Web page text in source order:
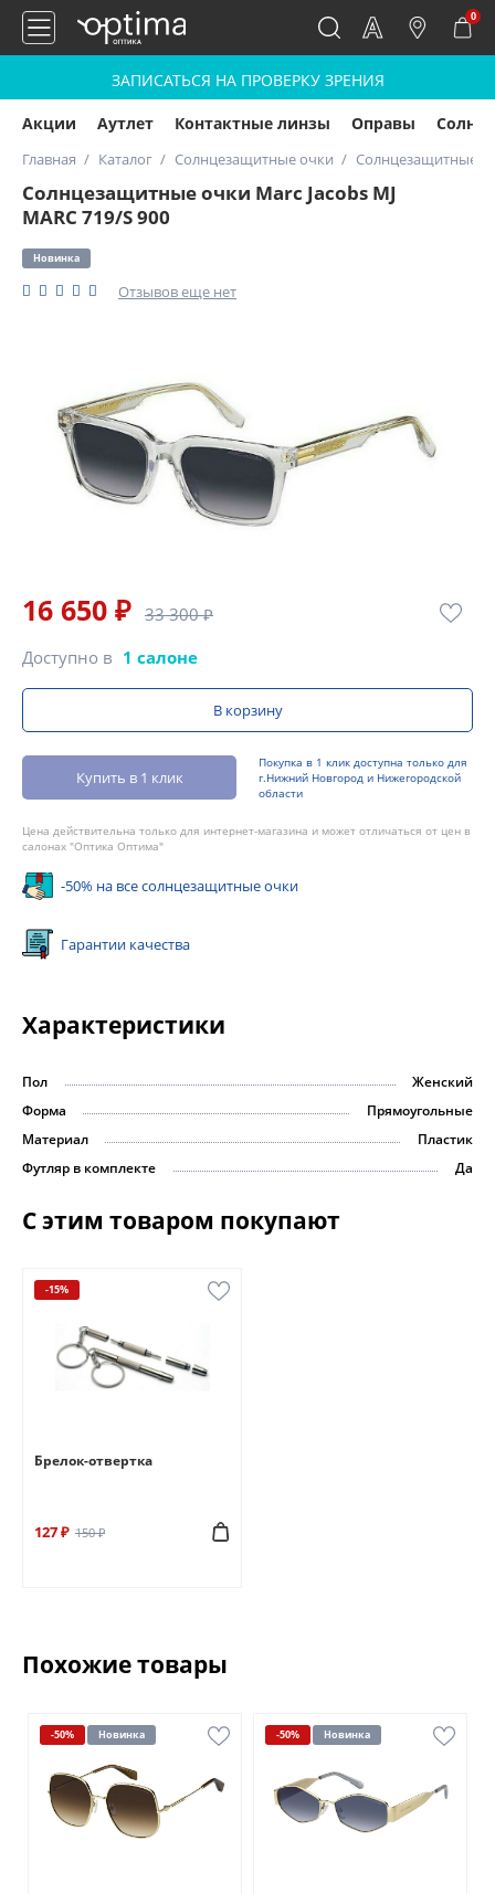
0
ЗАПИСАТЬСЯ НА ПРОВЕРКУ ЗРЕНИЯ
Акции Аутлет Контактные линзы Оправы
Главная Каталог Солнцезащитные очки Солнцезащитные
Солнцезащитные очки Marc Jacobs MJ
MARC 719/S 900
Новинка
Отзывов еще нет
16 650 ₽ 33 300 ₽
Доступно в 1 салоне
В корзину
Купить в 1 клик
Покупка в 1 клик доступна только для
г.Нижний Новгород и Нижегородской
области
Цена действительна только для интернет-магазина и может отличаться от цен в
салонах "Оптика Оптима"
-50% на все солнцезащитные очки
Гарантии качества
Характеристики
Пол
Женский
Форма
Прямоугольные
Материал
Пластик
Футляр в комплекте
Да
С этим товаром покупают
-15%
Брелок-отвертка
127 ₽ 150 ₽
Похожие товары
-50% Новинка -50% Новинка